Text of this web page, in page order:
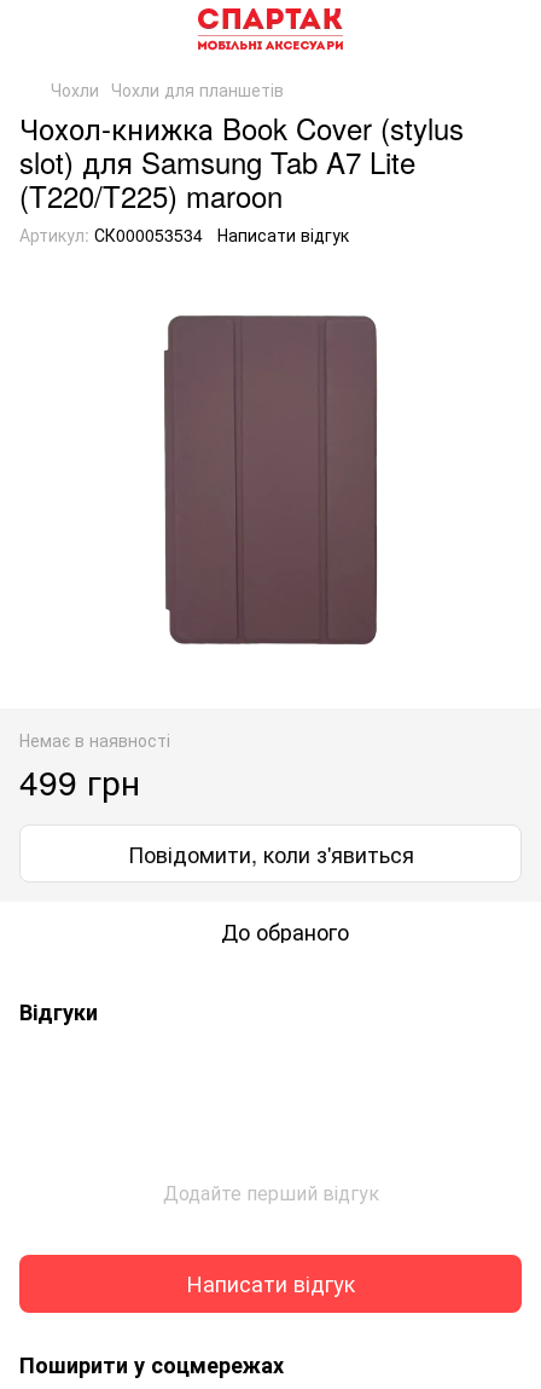
Чохли Чохли для планшетів
Чохол-книжка Book Cover (stylus
slot) для Samsung Tab A7 Lite
(T220/T225) maroon
Артикул: СК000053534 Написати відгук
Немає в наявності
499 грн
Повідомити, коли з'явиться
До обраного
Відгуки
Додайте перший відгук
Написати відгук
Поширити у соцмережах